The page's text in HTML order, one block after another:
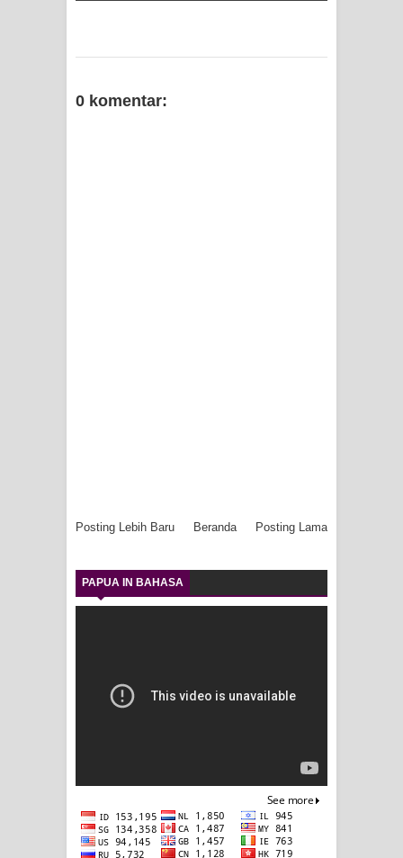
0 komentar:
Posting Lebih Baru Posting Lama
Beranda
PAPUA IN BAHASA